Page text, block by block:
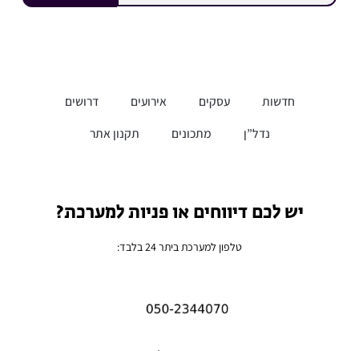
חדשות עסקים אירועים
דרושים
נדל”ן
מתכונים תקנון אתר
יש לכם דיווחים או פניות למערכת?
טלפון למערכת ביתר 24 בלבד: